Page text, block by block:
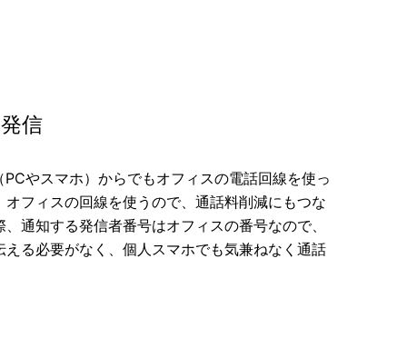
信
やスマホ）からでもオフィスの電話回線を使っ
フィスの回線を使うので、通話料削減にもつな
通知する発信者番号はオフィスの番号なので、
る必要がなく、個人スマホでも気兼ねなく通話